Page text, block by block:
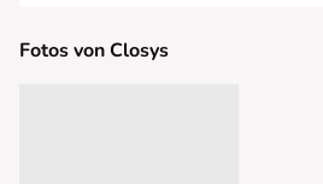
Fotos von Closys